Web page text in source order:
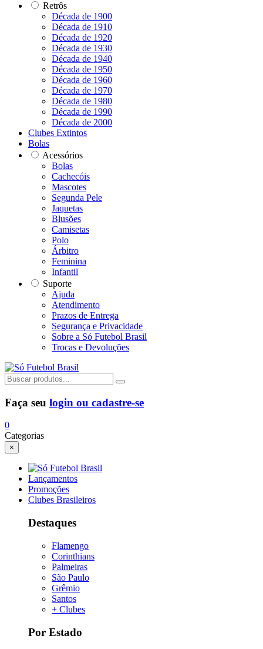
Retrôs
Década de 1900
Década de 1910
Década de 1920
Década de 1930
Década de 1940
Década de 1950
Década de 1960
Década de 1970
Década de 1980
Década de 1990
Década de 2000
Clubes Extintos
Bolas
Acessórios
Bolas
Cachecóis
Mascotes
Segunda Pele
Jaquetas
Blusões
Camisetas
Polo
Árbitro
Feminina
Infantil
Suporte
Ajuda
Atendimento
Prazos de Entrega
Segurança e Privacidade
Sobre a Só Futebol Brasil
Trocas e Devoluções
Faça seu login ou cadastre-se
0
Categorias
×
Lançamentos
Promoções
Clubes Brasileiros
Destaques
Flamengo
Corinthians
Palmeiras
São Paulo
Grêmio
Santos
+ Clubes
Por Estado